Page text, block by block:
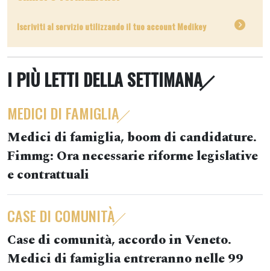
Iscriviti al servizio utilizzando il tuo account Medikey
I PIÙ LETTI DELLA SETTIMANA
MEDICI DI FAMIGLIA
Medici di famiglia, boom di candidature.
Fimmg: Ora necessarie riforme legislative
e contrattuali
CASE DI COMUNITÀ
Case di comunità, accordo in Veneto.
Medici di famiglia entreranno nelle 99